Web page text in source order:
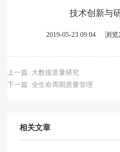
技术创新与
2019-05-23 09:04 浏览
上一篇: 大数据质量研究
下一篇: 全生命周期质量管理
相关文章